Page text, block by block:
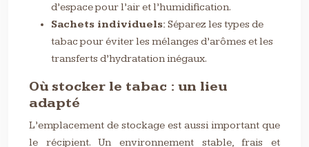
d’espace pour l’air et l’humidification.
Sachets individuels:Séparez les types de
tabac pour éviter les mélanges d’arômes et les
transferts d’hydratation inégaux.
Où stocker le tabac : un lieu
adapté
L’emplacement de stockage est aussi important que
le récipient. Un environnement stable, frais et